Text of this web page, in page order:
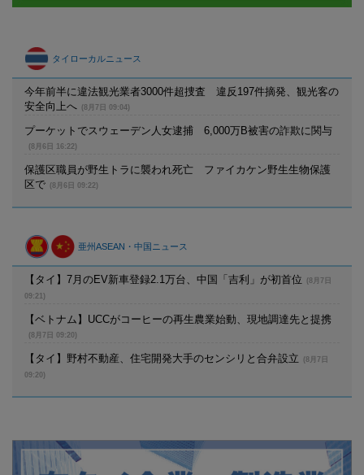
タイローカルニュース
今年前半に違法観光業者3000件超捜査 違反197件摘発、観光客の
安全向上へ
(8月7日 09:04)
プーケットでスウェーデン人女逮捕 6,000万B被害の詐欺に関与
(8月6日 16:22)
保護区職員が野生トラに襲われ死亡 ファイカケン野生生物保護
区で
(8月6日 09:22)
亜州ASEAN・中国ニュース
【タイ】7月のEV新車登録2.1万台、中国「吉利」が初首位
(8月7日
09:21)
【ベトナム】UCCがコーヒーの再生農業始動、現地調達先と提携
(8月7日 09:20)
【タイ】野村不動産、住宅開発大手のセンシリと合弁設立
(8月7日
09:20)